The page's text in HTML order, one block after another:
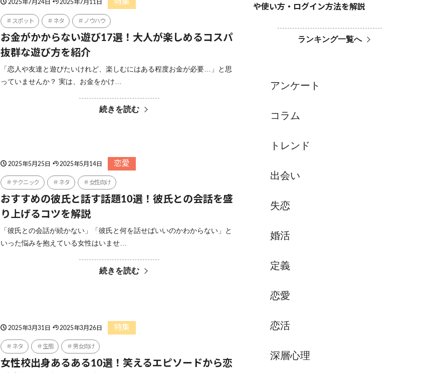
2025年7月24日 2025年7月11日 特集
スポット ネタ ノウハウ
お金がかからない遊び17選！大人が楽しめるコスパ
抜群な遊び方を紹介
「恋人や友達と遊びたいけれど、楽しむにはある程度お金が必要…」と思
っていませんか？ 実は、お金をかけ…
続きを読む
2025年5月25日 2025年5月14日 恋愛
テクニック ネタ 女性向け
おすすめの彼氏と話す話題10選！彼氏との会話を盛
り上げるコツを解説
「彼氏との会話が続かない」「彼氏と何を話せばいいのかわからない」と
いった悩みを抱えている女性はいませ…
続きを読む
2025年3月31日 2025年3月26日 特集
ネタ 生態 男女向け
女性校出身あるある10選！笑えるエピソードから恋
や使い方・ログイン方法を解説
ランキング一覧へ
アンケート
コラム
トレンド
出会い
失恋
婚活
定義
恋愛
恋活
深層心理